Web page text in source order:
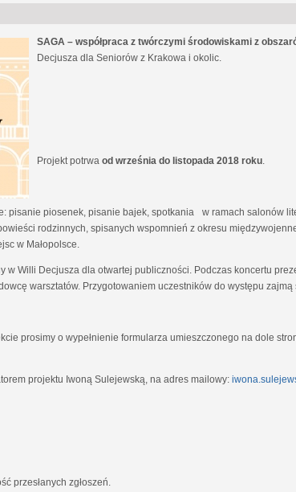
SAGA – współpraca z twórczymi środowiskami z
Decjusza dla Seniorów z Krakowa i okolic.
Projekt potrwa od września do listopada 2018 roku
pisanie piosenek, pisanie bajek, spotkania w ramach salonów
rodzinnych, spisanych wspomnień z okresu
w Małopolsce.
w Willi Decjusza dla otwartej publiczności. Podczas koncertu
warsztatów. Przygotowaniem uczestników do występu zajmą
prosimy o wypełnienie formularza umieszczonego na dole
projektu Iwoną Sulejewską, na adres mailowy:
przesłanych zgłoszeń.